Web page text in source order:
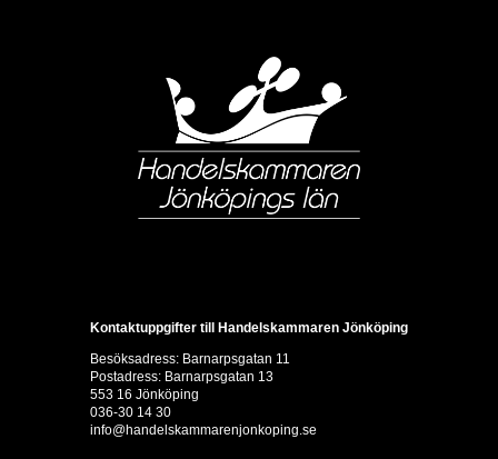
Kontaktuppgifter till Handelskammaren Jönköping
Besöksadress: Barnarpsgatan 11
Postadress: Barnarpsgatan 13
553 16 Jönköping
036-30 14 30
info@handelskammarenjonkoping.se